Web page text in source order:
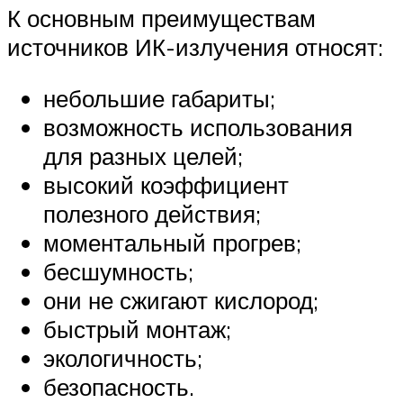
К основным преимуществам
источников ИК-излучения относят:
небольшие габариты;
возможность использования
для разных целей;
высокий коэффициент
полезного действия;
моментальный прогрев;
бесшумность;
они не сжигают кислород;
быстрый монтаж;
экологичность;
безопасность.